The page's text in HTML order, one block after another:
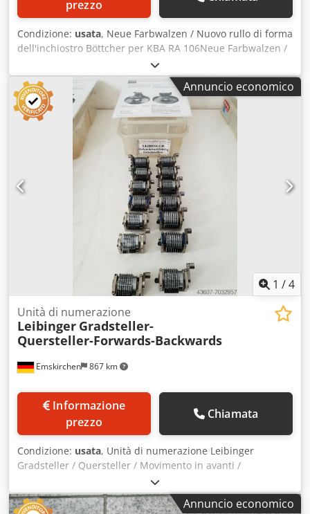
prezzo
Condizione: usata, Neue Farbwalzen / Nuovo rullo di forma
dell'inchiostro Böttcher per KBA RA 106Neue Farbwalzen /
Nuovo rullo di forma dell'inchiostro Hersteller / Produttore
BöttcherBöttcher KBA RA 106 Roller 0905482 A 1701
Böttcher KBA RA 106 Rullo 0905481 B 1603 Böttcher KBA
RA 106 Rullo 0905481 B 1601 Crodsranvrepfx Agdof
Böttcher KBA RA 106 Rullo 0905481 B 1605 Ispezione video
online con Skype-Video Saremmo molto lieti di una vostra
visita - altre macchine in stock Disponibile
immediatamente - Può essere ispezionato In stock
Emskirchen / Norimberga - Può essere testato
Annuncio economico
1 /4
Emskirchen 867 km
Unità di numerazione
Leibinger Gradsteller-
Quersteller-Forwards-Backwards
prezzo
Chiamata
Condizione: usata, Unità di numerazione Leibinger
Gradsteller / Quersteller / Movimento in avanti /
Movimento all’indietro xx099-1 Unità di numerazione
Leibinger Gradsteller, movimento all’indietro / lineare,
movimento all’indietro Credpfx Ash Ayd Sogdsf xx099-2
Annuncio economico